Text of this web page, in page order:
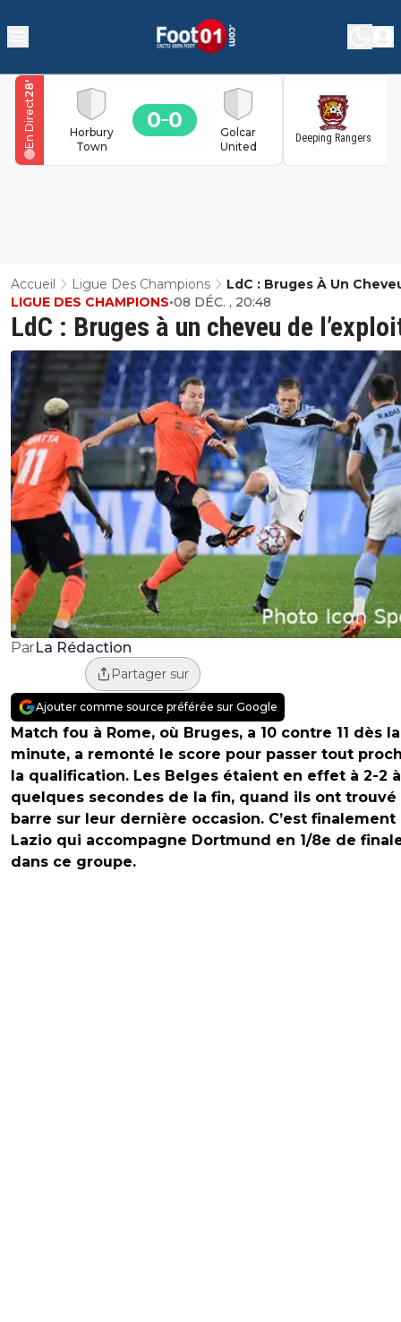
Horbury
Town
0 0
Golcar
United
28
'
En Direct Deeping Rangers
Accueil Ligue Des Champions
LdC : Bruges À Un
L’exploit
LdC : Bruges à un cheveu de
LIGUE DES CHAMPIONS•08 DÉC. , 20:48
ParLa Rédaction
Partager sur
Ajouter comme source préférée sur Google
Match fou à Rome, où Bruges, a 10 contre 11 dès
minute, a remonté le score pour passer tout
la qualification. Les Belges étaient en effet à 2-2 à
quelques secondes de la fin, quand ils ont trouvé
barre sur leur dernière occasion. C’est finalement
Lazio qui accompagne Dortmund en 1/8e de
dans ce groupe.